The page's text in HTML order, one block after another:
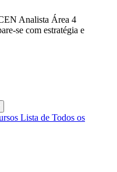
Analista Área 4
se com estratégia e
Lista de Todos os